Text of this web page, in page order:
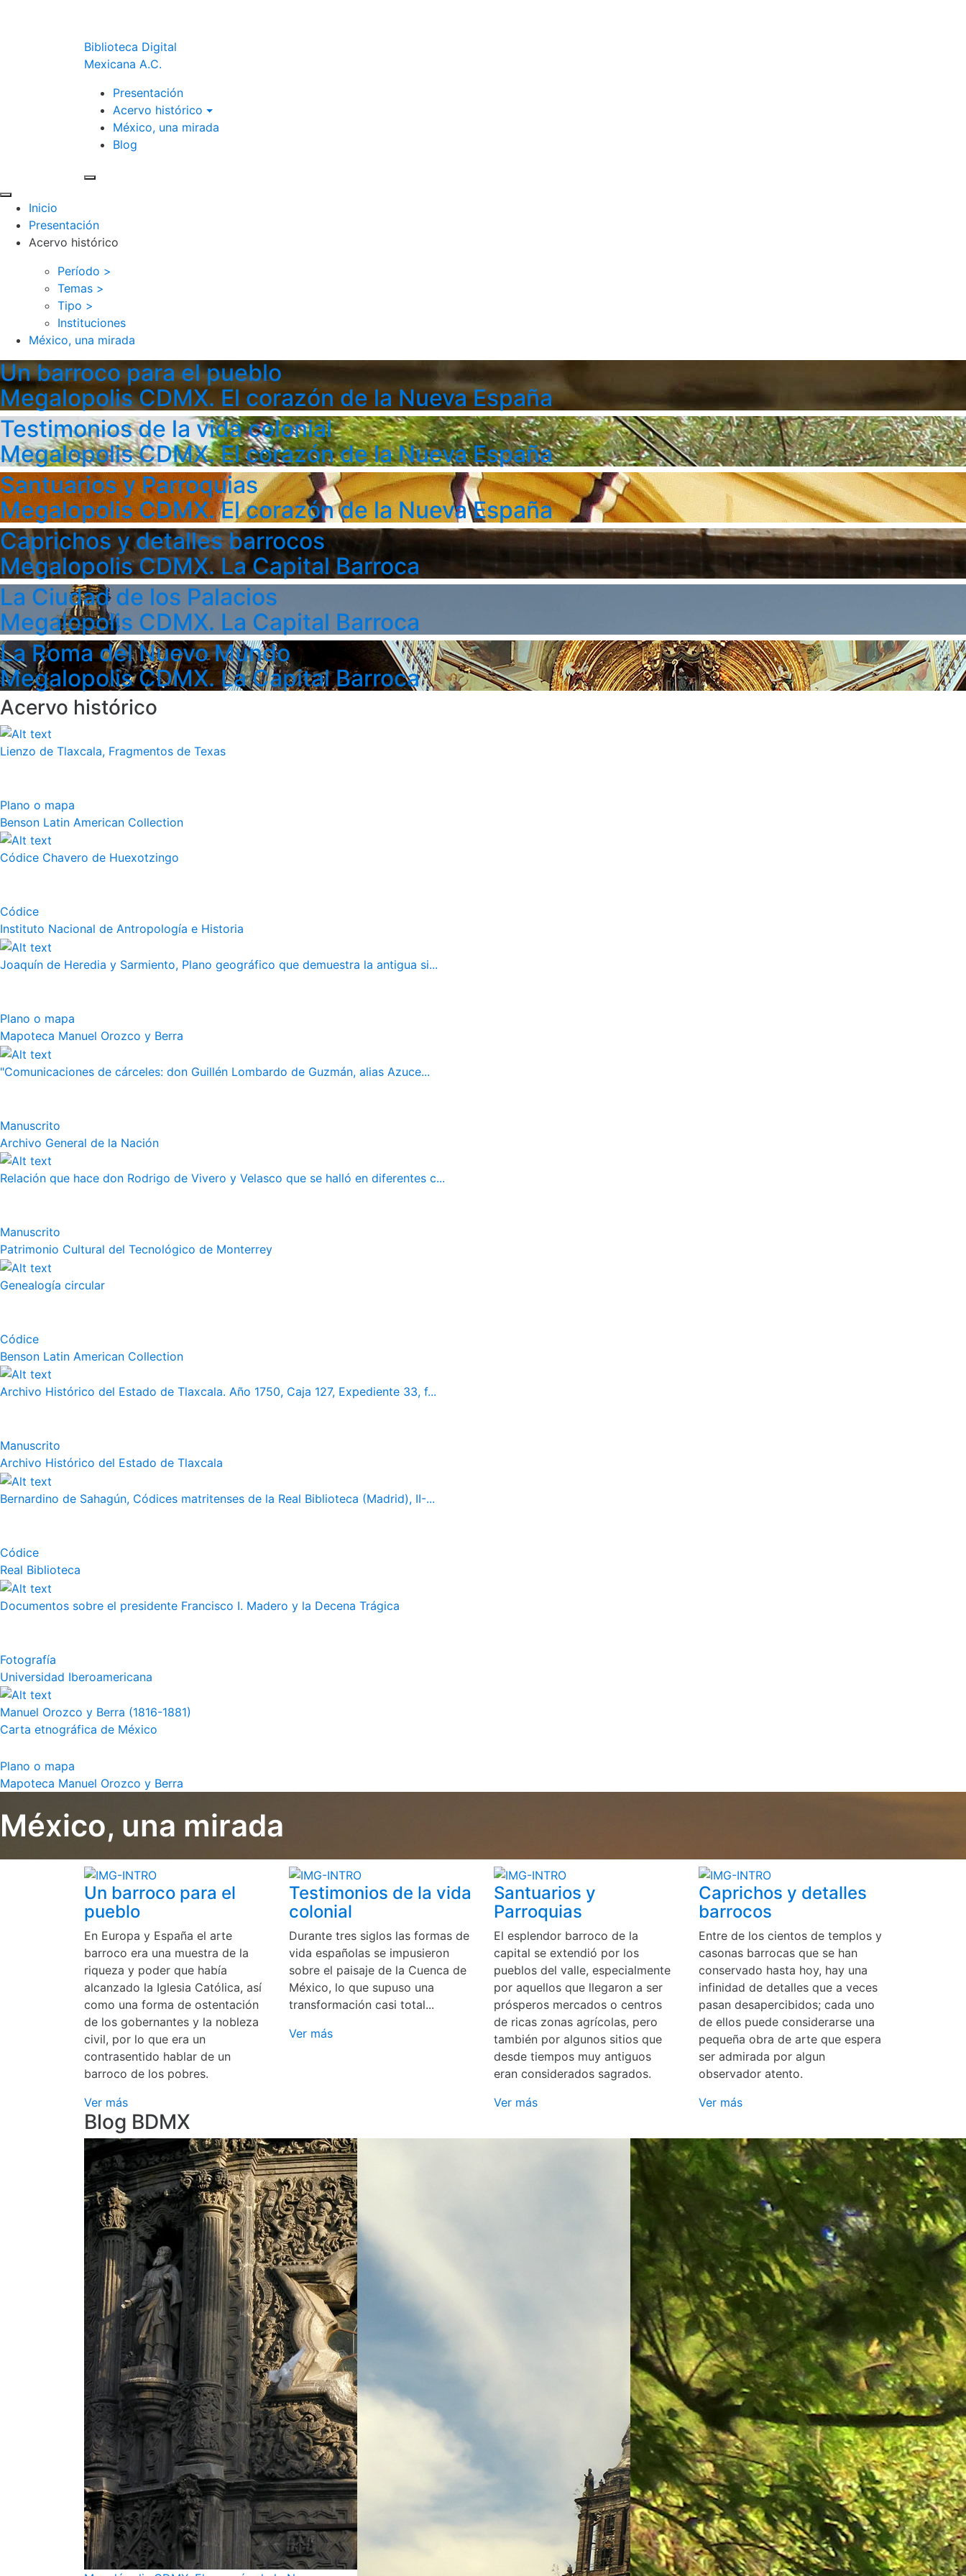
Biblioteca Digital
Mexicana A.C.
Presentación
Acervo histórico
México, una mirada
Blog
Inicio
Presentación
Acervo histórico
Período >
Temas >
Tipo >
Instituciones
México, una mirada
Un barroco para el pueblo
Megalopolis CDMX. El corazón de la Nueva España
Testimonios de la vida colonial
Megalopolis CDMX. El corazón de la Nueva España
Santuarios y Parroquias
Megalopolis CDMX. El corazón de la Nueva España
Caprichos y detalles barrocos
Megalopolis CDMX. La Capital Barroca
La Ciudad de los Palacios
Megalopolis CDMX. La Capital Barroca
La Roma del Nuevo Mundo
Megalopolis CDMX. La Capital Barroca
Acervo histórico
Lienzo de Tlaxcala, Fragmentos de Texas
Plano o mapa
Benson Latin American Collection
Códice Chavero de Huexotzingo
Códice
Instituto Nacional de Antropología e Historia
Joaquín de Heredia y Sarmiento, Plano geográfico que demuestra la antigua si...
Plano o mapa
Mapoteca Manuel Orozco y Berra
"Comunicaciones de cárceles: don Guillén Lombardo de Guzmán, alias Azuce...
Manuscrito
Archivo General de la Nación
Relación que hace don Rodrigo de Vivero y Velasco que se halló en diferentes c...
Manuscrito
Patrimonio Cultural del Tecnológico de Monterrey
Genealogía circular
Códice
Benson Latin American Collection
Archivo Histórico del Estado de Tlaxcala. Año 1750, Caja 127, Expediente 33, f...
Manuscrito
Archivo Histórico del Estado de Tlaxcala
Bernardino de Sahagún, Códices matritenses de la Real Biblioteca (Madrid), II-...
Códice
Real Biblioteca
Documentos sobre el presidente Francisco I. Madero y la Decena Trágica
Fotografía
Universidad Iberoamericana
Manuel Orozco y Berra (1816-1881)
Carta etnográfica de México
Plano o mapa
Mapoteca Manuel Orozco y Berra
México, una mirada
Un barroco para el
pueblo
En Europa y España el arte
barroco era una muestra de la
riqueza y poder que había
alcanzado la Iglesia Católica, así
como una forma de ostentación
de los gobernantes y la nobleza
civil, por lo que era un
contrasentido hablar de un
barroco de los pobres.
Ver más
Testimonios de la vida
colonial
Durante tres siglos las formas de
vida españolas se impusieron
sobre el paisaje de la Cuenca de
México, lo que supuso una
transformación casi total...
Ver más
Santuarios y
Parroquias
El esplendor barroco de la
capital se extendió por los
pueblos del valle, especialmente
por aquellos que llegaron a ser
prósperos mercados o centros
de ricas zonas agrícolas, pero
también por algunos sitios que
desde tiempos muy antiguos
eran considerados sagrados.
Ver más
Caprichos y detalles
barrocos
Entre de los cientos de templos y
casonas barrocas que se han
conservado hasta hoy, hay una
infinidad de detalles que a veces
pasan desapercibidos; cada uno
de ellos puede considerarse una
pequeña obra de arte que espera
ser admirada por algun
observador atento.
Ver más
Blog BDMX